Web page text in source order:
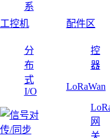
系
工控机 配件区
分
布
式
I/O
控
器
LoRaWan
网
关